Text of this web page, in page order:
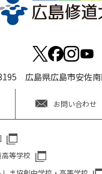
広島県広島市安佐
お問い合わせ
等学校